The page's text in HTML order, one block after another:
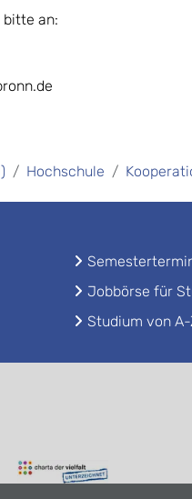
bitte an:
Hochschule
Jobbörse für
Studium von A-